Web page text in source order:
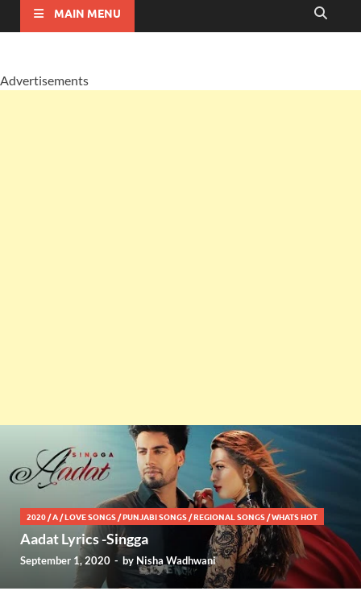
MAIN MENU
Advertisements
2020 /A /LOVE SONGS /PUNJABI SONGS /REGIONAL SONGS /WHATS HOT
Aadat Lyrics -Singga
September 1, 2020 - by Nisha Wadhwani